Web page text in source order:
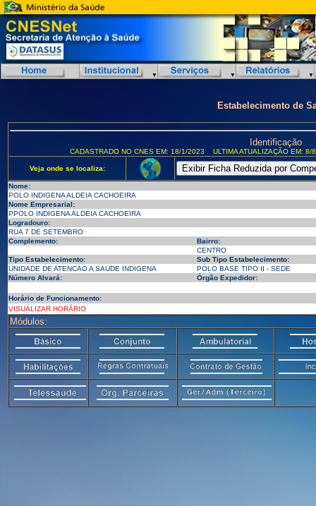
Estabelecimento de
Identificação
CADASTRADO NO CNES EM: 18/1/2023 ULTIMA ATUALIZAÇÃO EM:
Veja onde se localiza:
Nome:
POLO INDIGENA ALDEIA CACHOEIRA
Nome Empresarial:
PPOLO INDIGENA ALDEIA CACHOEIRA
Logradouro:
RUA 7 DE SETEMBRO
Complemento:
Bairro:
CENTRO
Tipo Estabelecimento:
Sub Tipo Estabelecimento:
UNIDADE DE ATENCAO A SAUDE INDIGENA
POLO BASE TIPO II - SEDE
Número Alvará:
Órgão Expedidor:
Horário de Funcionamento:
VISUALIZAR HORÁRIO
Módulos: